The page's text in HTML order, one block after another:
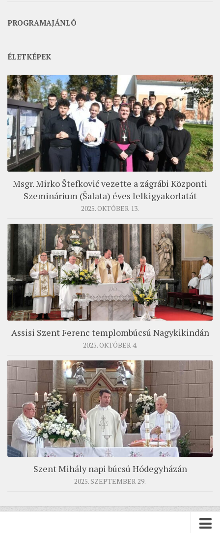
PROGRAMAJÁNLÓ
ÉLETKÉPEK
Msgr. Mirko Štefković vezette a zágrábi Központi
Szeminárium (Šalata) éves lelkigyakorlatát
2025. OKTÓBER 13.
Assisi Szent Ferenc templombúcsú Nagykikindán
2025. OKTÓBER 4.
Szent Mihály napi búcsú Hódegyházán
2025. SZEPTEMBER 29.